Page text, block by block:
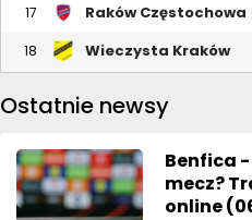
17 Raków Częstochowa
18 Wieczysta Kraków
Ostatnie newsy
Benfica
mecz?
online